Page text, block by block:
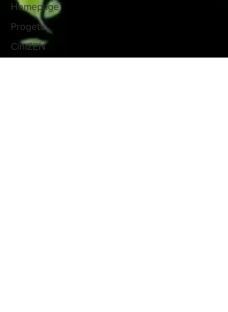
Homepage
Progetti
CiniZEN